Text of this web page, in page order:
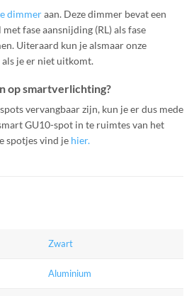
dimmeraan. Deze dimmer bevat een
fase aansnijding (RL) als fase
Uiteraard kun je alsmaar onze
je er niet uitkomt.
op smartverlichting?
vervangbaar zijn, kun je er dus mede
GU10-spot in te ruimtes van het
spotjes vind je hier.
Zwart
Aluminium